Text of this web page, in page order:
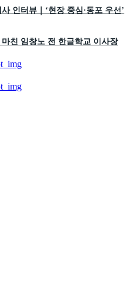
인터뷰｜‘현장 중심·동포 우선’
친 임창노 전 한글학교 이사장